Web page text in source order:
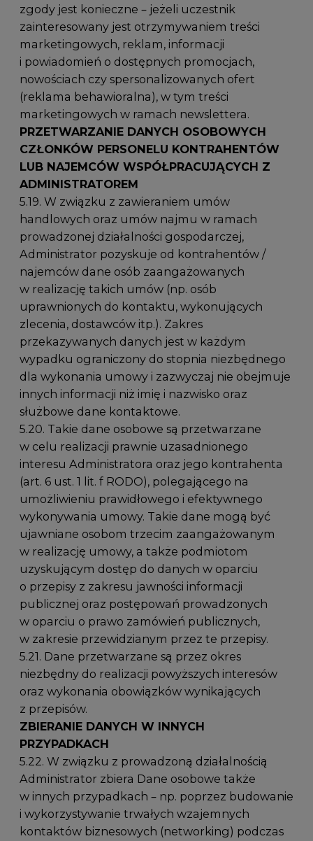
zgody jest konieczne – jeżeli uczestnik
zainteresowany jest otrzymywaniem treści
marketingowych, reklam, informacji
i powiadomień o dostępnych promocjach,
nowościach czy spersonalizowanych ofert
(reklama behawioralna), w tym treści
marketingowych w ramach newslettera.
PRZETWARZANIE DANYCH OSOBOWYCH
CZŁONKÓW PERSONELU KONTRAHENTÓW
LUB NAJEMCÓW WSPÓŁPRACUJĄCYCH Z
ADMINISTRATOREM
5.19. W związku z zawieraniem umów
handlowych oraz umów najmu w ramach
prowadzonej działalności gospodarczej,
Administrator pozyskuje od kontrahentów /
najemców dane osób zaangażowanych
w realizację takich umów (np. osób
uprawnionych do kontaktu, wykonujących
zlecenia, dostawców itp.). Zakres
przekazywanych danych jest w każdym
wypadku ograniczony do stopnia niezbędnego
dla wykonania umowy i zazwyczaj nie obejmuje
innych informacji niż imię i nazwisko oraz
służbowe dane kontaktowe.
5.20. Takie dane osobowe są przetwarzane
w celu realizacji prawnie uzasadnionego
interesu Administratora oraz jego kontrahenta
(art. 6 ust. 1 lit. f RODO), polegającego na
umożliwieniu prawidłowego i efektywnego
wykonywania umowy. Takie dane mogą być
ujawniane osobom trzecim zaangażowanym
w realizację umowy, a także podmiotom
uzyskującym dostęp do danych w oparciu
o przepisy z zakresu jawności informacji
publicznej oraz postępowań prowadzonych
w oparciu o prawo zamówień publicznych,
w zakresie przewidzianym przez te przepisy.
5.21. Dane przetwarzane są przez okres
niezbędny do realizacji powyższych interesów
oraz wykonania obowiązków wynikających
z przepisów.
ZBIERANIE DANYCH W INNYCH
PRZYPADKACH
5.22. W związku z prowadzoną działalnością
Administrator zbiera Dane osobowe także
w innych przypadkach – np. poprzez budowanie
i wykorzystywanie trwałych wzajemnych
kontaktów biznesowych (networking) podczas